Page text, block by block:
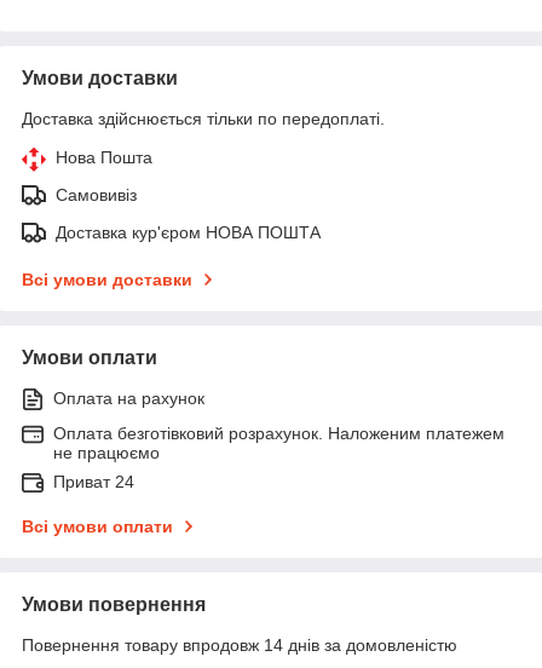
Умови доставки
Доставка здійснюється тільки по передоплаті.
Нова Пошта
Самовивіз
Доставка кур'єром НОВА ПОШТА
Всі умови доставки
Умови оплати
Оплата на рахунок
Оплата безготівковий розрахунок. Наложеним платежем
не працюємо
Приват 24
Всі умови оплати
Умови повернення
Повернення товару впродовж 14 днів за домовленістю